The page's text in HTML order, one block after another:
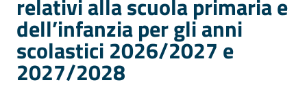
relativi alla scuola primaria e
dell’infanzia per gli anni
scolastici 2026/2027 e
2027/2028